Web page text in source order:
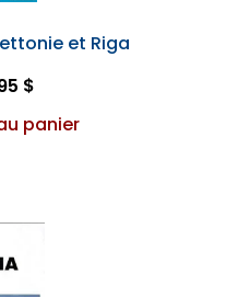
et Riga
$
panier